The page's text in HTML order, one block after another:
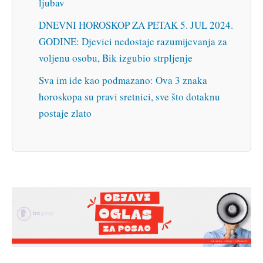
DNEVNI HOROSKOP ZA PETAK 5. JUL 2024.
GODINE: Djevici nedostaje razumijevanja za
voljenu osobu, Bik izgubio strpljenje
Sva im ide kao podmazano: Ova 3 znaka
horoskopa su pravi sretnici, sve što dotaknu
postaje zlato